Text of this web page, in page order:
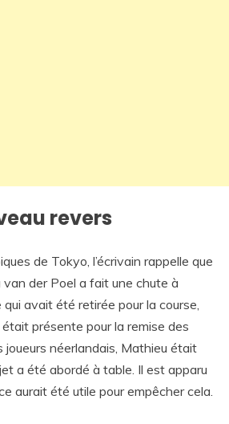
revers
de Tokyo, l’écrivain rappelle que
der Poel a fait une chute à
qui avait été retirée pour la course,
était présente pour la remise des
joueurs néerlandais, Mathieu était
a été abordé à table. Il est apparu
aurait été utile pour empêcher cela.